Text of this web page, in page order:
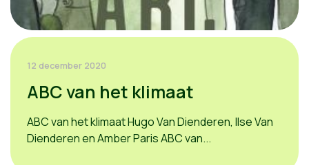
12 december 2020
ABC van het klimaat
ABC van het klimaat Hugo Van Dienderen, Ilse Van
Dienderen en Amber Paris ABC van...